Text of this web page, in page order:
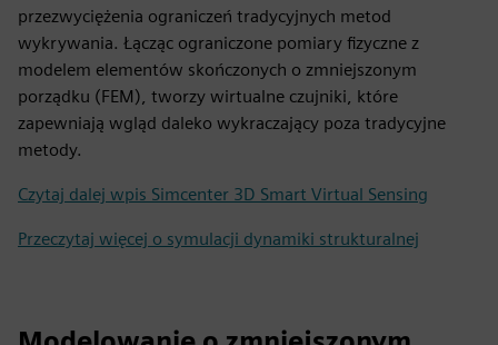
przezwyciężenia ograniczeń tradycyjnych metod
wykrywania. Łącząc ograniczone pomiary fizyczne z
modelem elementów skończonych o zmniejszonym
porządku (FEM), tworzy wirtualne czujniki, które
zapewniają wgląd daleko wykraczający poza tradycyjne
metody.
Czytaj dalej wpis Simcenter 3D Smart Virtual Sensing
Przeczytaj więcej o symulacji dynamiki strukturalnej